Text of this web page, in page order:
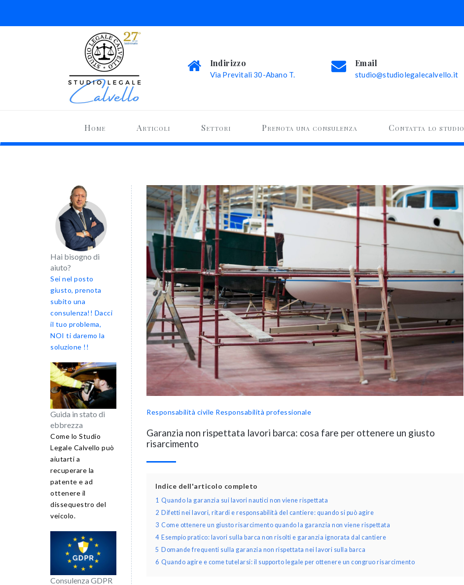
Indirizzo
Via Previtali 30-Abano T.
Email
studio@studiolegalecalvello.it
Home Articoli Settori Prenota una consulenza Contatta lo studio
Hai bisogno di
aiuto?
Sei nel posto
giusto, prenota
subito una
consulenza!! Dacci
il tuo problema,
NOI ti daremo la
soluzione !!
Guida in stato di
ebbrezza
Come lo Studio
Legale Calvello può
aiutarti a
recuperare la
patente e ad
ottenere il
dissequestro del
veicolo.
Consulenza GDPR
Responsabilità civile Responsabilità professionale
Garanzia non rispettata lavori barca: cosa fare per ottenere un giusto
risarcimento
Indice dell'articolo completo
1 Quando la garanzia sui lavori nautici non viene rispettata
2 Difetti nei lavori, ritardi e responsabilità del cantiere: quando si può agire
3 Come ottenere un giusto risarcimento quando la garanzia non viene rispettata
4 Esempio pratico: lavori sulla barca non risolti e garanzia ignorata dal cantiere
5 Domande frequenti sulla garanzia non rispettata nei lavori sulla barca
6 Quando agire e come tutelarsi: il supporto legale per ottenere un congruo risarcimento